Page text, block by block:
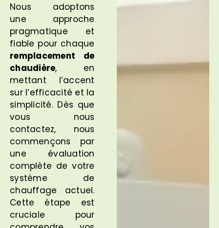
Nous adoptons
une approche
pragmatique et
fiable pour chaque
remplacement de
chaudière, en
mettant l’accent
sur l’efficacité et la
simplicité. Dès que
vous nous
contactez, nous
commençons par
une évaluation
complète de votre
système de
chauffage actuel.
Cette étape est
cruciale pour